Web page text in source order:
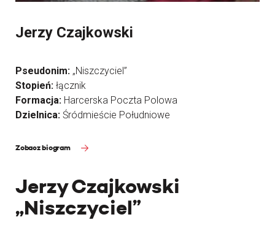
Jerzy Czajkowski
„Niszczyciel”
Jerzy Czajkowski
Pseudonim: „Niszczyciel”
Stopień: łącznik
Formacja: Harcerska Poczta Polowa
Dzielnica: Śródmieście Południowe
Zobacz biogram